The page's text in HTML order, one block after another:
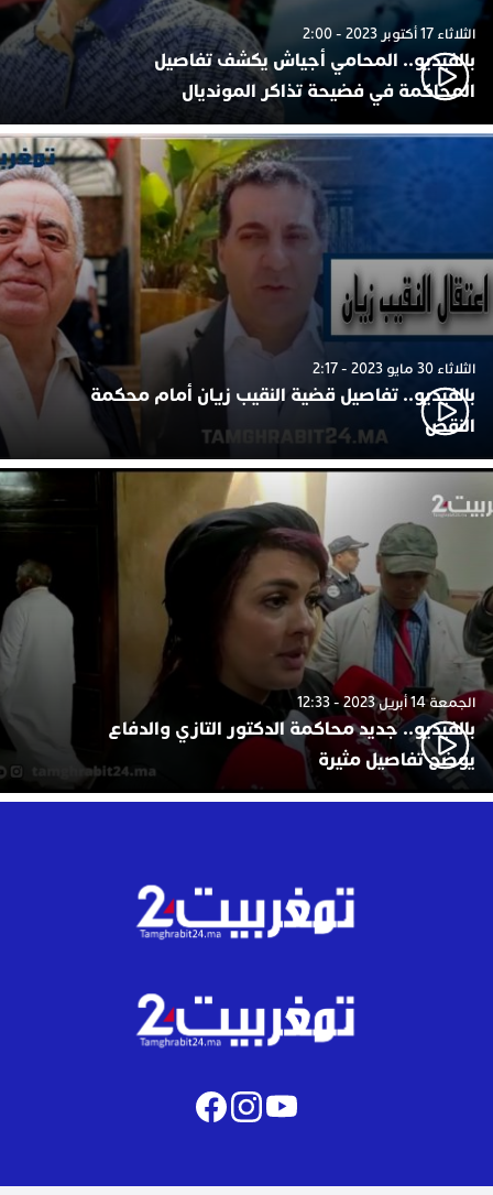
الثلاثاء 17 أكتوبر 2023 - 2:00
بالفيديو.. المحامي أجياش يكشف تفاصيل
المحاكمة في فضيحة تذاكر المونديال
الثلاثاء 30 مايو 2023 - 2:17
بالفيديو.. تفاصيل قضية النقيب زيان أمام محكمة
النقض
الجمعة 14 أبريل 2023 - 12:33
بالفيديو.. جديد محاكمة الدكتور التازي والدفاع
يوضح تفاصيل مثيرة